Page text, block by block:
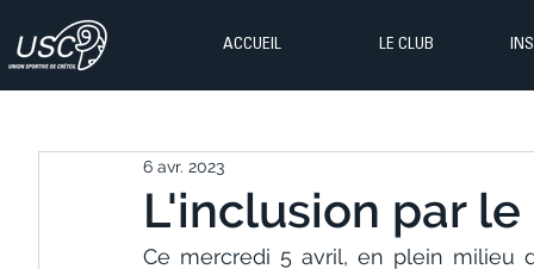
ACCUEIL LE CLUB
L'inclusion par
6 avr. 2023
Ce mercredi 5 avril, en plein milieu